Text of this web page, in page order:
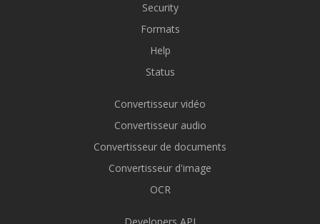
Security
Formats
Help
Status
Convertisseur vidéo
Convertisseur audio
Convertisseur de documents
Convertisseur d'image
OCR